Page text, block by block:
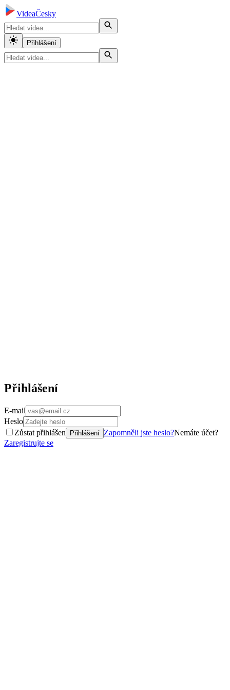
VideaČesky
Přihlášení
Přihlášení
E-mail
Heslo
Zůstat přihlášen
Přihlášení Zapomněli jste heslo?Nemáte účet?
Zaregistrujte se